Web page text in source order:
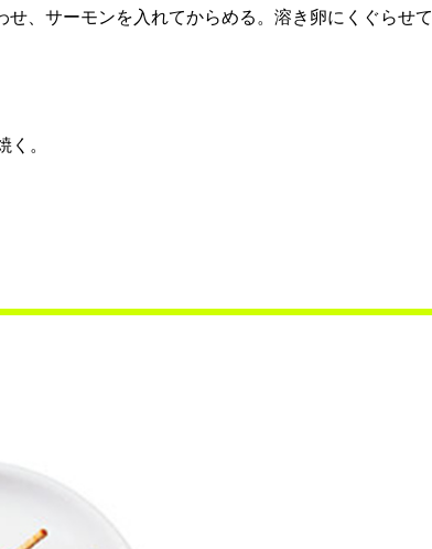
、サーモンを入れてからめる。溶き卵にくぐらせて
く。